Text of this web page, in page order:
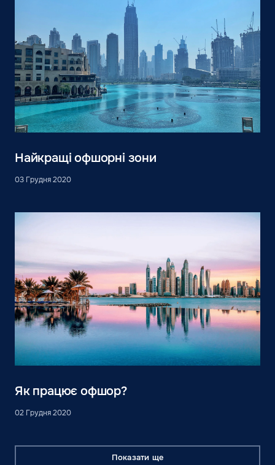
Найкращі офшорні зони
03 Грудня 2020
Як працює офшор?
02 Грудня 2020
Показати ще